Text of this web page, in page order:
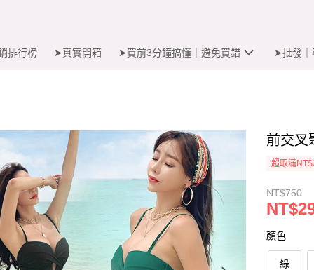
排行榜 ➤真實開箱 ➤買前3分鐘搞懂｜避免買錯 ➤批發｜
前交叉
超取滿
NT$750
顏色
綠